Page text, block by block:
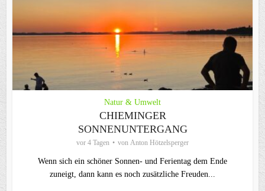
Natur & Umwelt
CHIEMINGER
SONNENUNTERGANG
vor 4 Tagen von Anton Hötzelsperger
Wenn sich ein schöner Sonnen- und Ferientag dem Ende
zuneigt, dann kann es noch zusätzliche Freuden...